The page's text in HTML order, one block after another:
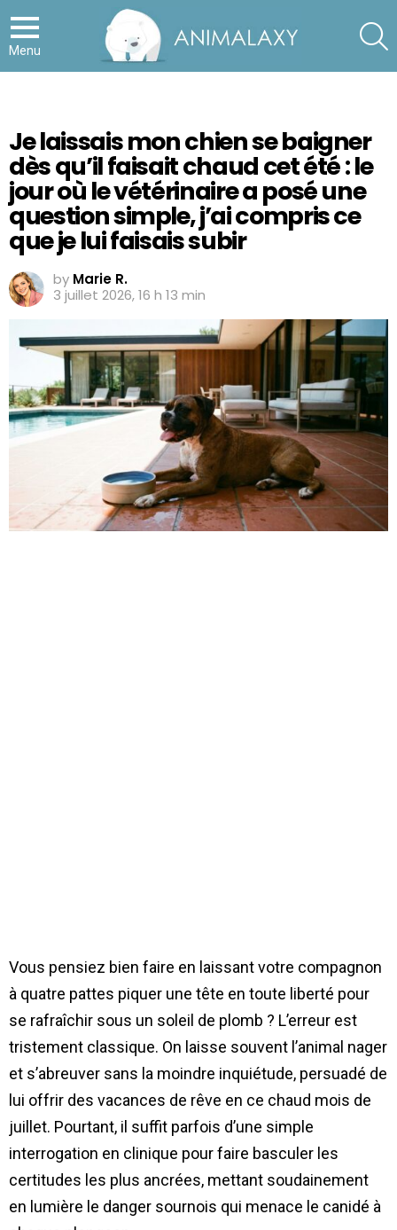
Menu
Je laissais mon chien se baigner
dès qu’il faisait chaud cet été : le
jour où le vétérinaire a posé une
question simple, j’ai compris ce
que je lui faisais subir
by Marie R.
3 juillet 2026, 16 h 13 min
Vous pensiez bien faire en laissant votre compagnon
à quatre pattes piquer une tête en toute liberté pour
se rafraîchir sous un soleil de plomb ? L’erreur est
tristement classique. On laisse souvent l’animal nager
et s’abreuver sans la moindre inquiétude, persuadé de
lui offrir des vacances de rêve en ce chaud mois de
juillet. Pourtant, il suffit parfois d’une simple
interrogation en clinique pour faire basculer les
certitudes les plus ancrées, mettant soudainement
en lumière le danger sournois qui menace le canidé à